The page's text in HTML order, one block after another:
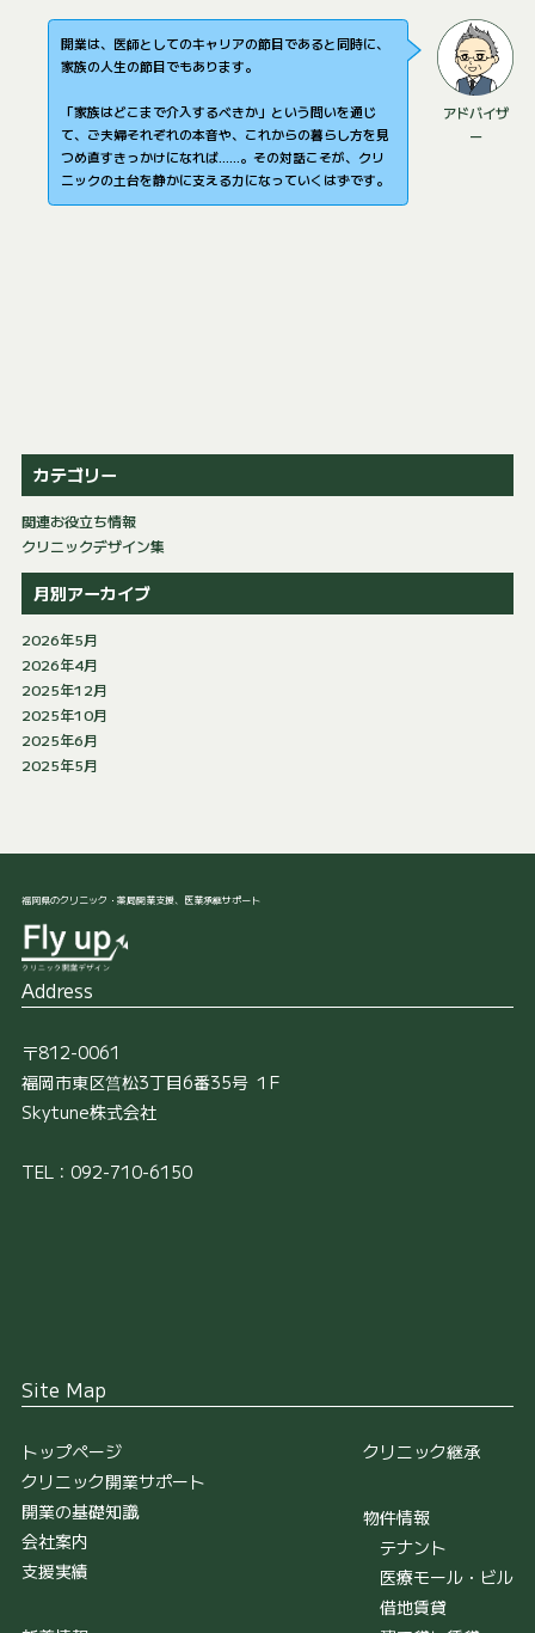
アドバイザ
ー
開業は、医師としてのキャリアの節目であると同時に、
家族の人生の節目でもあります。
「家族はどこまで介入するべきか」という問いを通じ
て、ご夫婦それぞれの本音や、これからの暮らし方を見
つめ直すきっかけになれば……。その対話こそが、クリ
ニックの土台を静かに支える力になっていくはずです。
カテゴリー
関連お役立ち情報
クリニックデザイン集
月別アーカイブ
2026年5月
2026年4月
2025年12月
2025年10月
2025年6月
2025年5月
福岡県のクリニック・薬局開業支援、医業承継サポート
Address
〒812-0061
福岡市東区筥松3丁目6番35号 １F
Skytune株式会社
TEL：092-710-6150
Site Map
トップページ
クリニック開業サポート
開業の基礎知識
会社案内
支援実績
クリニック継承
物件情報
テナント
医療モール・ビル
借地賃貸